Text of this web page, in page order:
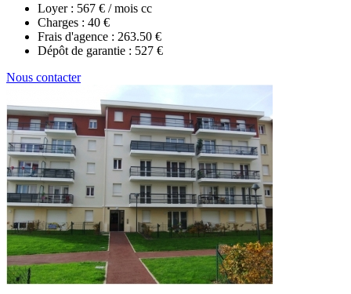
Loyer : 567 € / mois cc
Charges : 40 €
Frais d'agence : 263.50 €
Dépôt de garantie : 527 €
Nous contacter